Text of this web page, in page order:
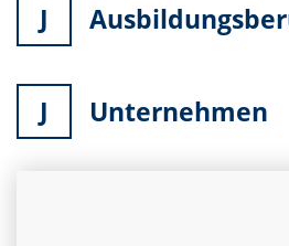
J
J Unternehmen